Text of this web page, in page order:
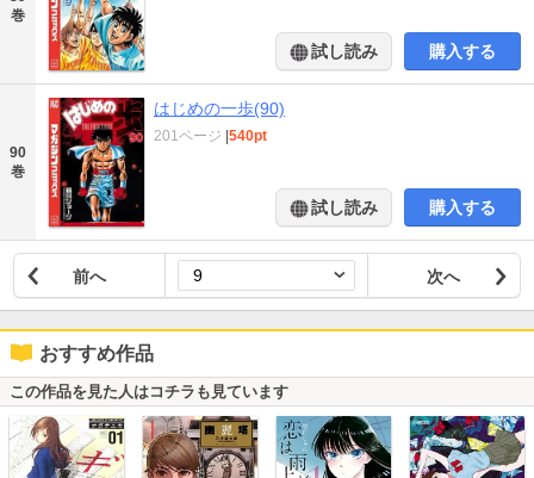
巻
試し読み 購入する
90
巻
はじめの一歩(90)
201ページ |540pt
試し読み 購入する
前へ 次へ
おすすめ作品
この作品を見た人はコチラも見ています